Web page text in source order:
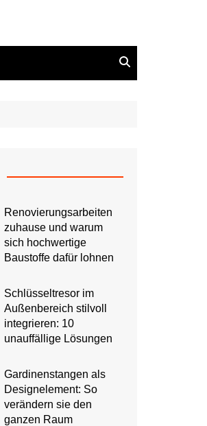
Renovierungsarbeiten
zuhause und warum
sich hochwertige
Baustoffe dafür lohnen
Schlüsseltresor im
Außenbereich stilvoll
integrieren: 10
unauffällige Lösungen
Gardinenstangen als
Designelement: So
verändern sie den
ganzen Raum